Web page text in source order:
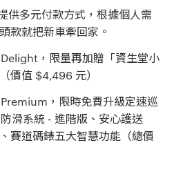
供多元付款方式，根據個人需
款就把新車牽回家。
，限量再加贈「資生堂小
價值 $4,496 元）
，限時免費升級定速巡
滑系統 - 進階版、安心護送
賽道碼錶五大智慧功能（總價